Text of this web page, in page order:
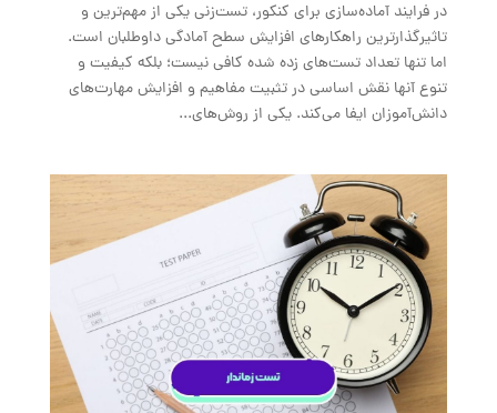
در فرایند آماده‌سازی برای کنکور، تست‌زنی یکی از مهم‌ترین و
تاثیرگذار‌ترین راهکارهای افزایش سطح آمادگی داوطلبان است.
اما تنها تعداد تست‌های زده شده کافی نیست؛ بلکه کیفیت و
تنوع آنها نقش اساسی در تثبیت مفاهیم و افزایش مهارت‌های
دانش‌آموزان ایفا می‌کند. یکی از روش‌های...